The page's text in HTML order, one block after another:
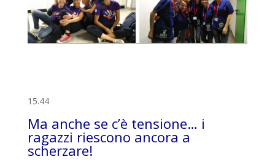
15.44
Ma anche se c’è tensione… i
ragazzi riescono ancora a
scherzare!